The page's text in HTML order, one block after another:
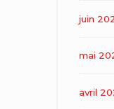
juin
mai
avril